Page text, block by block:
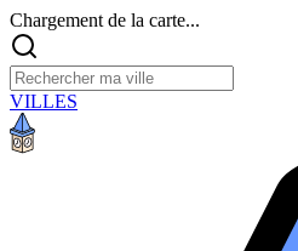
Chargement de la carte...
VILLES